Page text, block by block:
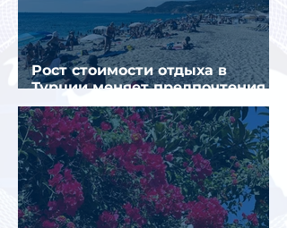
Рост стоимости отдыха в
Турции меняет предпочтения
туристов